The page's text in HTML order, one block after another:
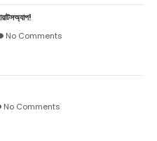
No Comments
No Comments